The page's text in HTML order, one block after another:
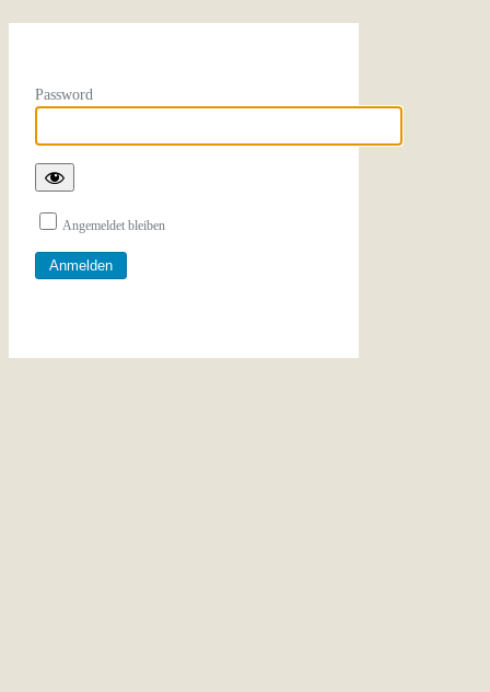
Password
Angemeldet bleiben